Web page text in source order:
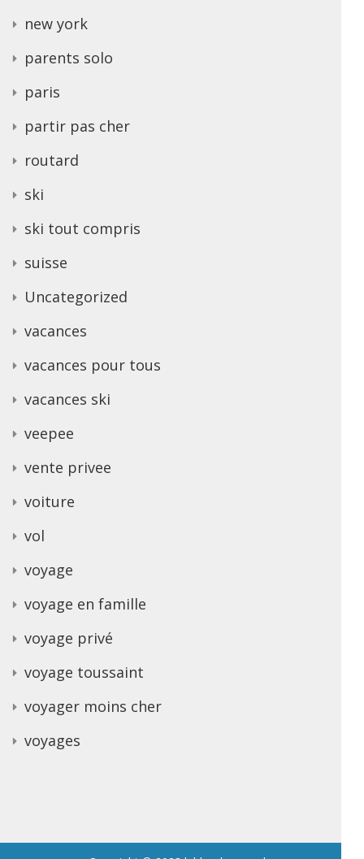
new york
parents solo
paris
partir pas cher
routard
ski
ski tout compris
suisse
Uncategorized
vacances
vacances pour tous
vacances ski
veepee
vente privee
voiture
vol
voyage
voyage en famille
voyage privé
voyage toussaint
voyager moins cher
voyages